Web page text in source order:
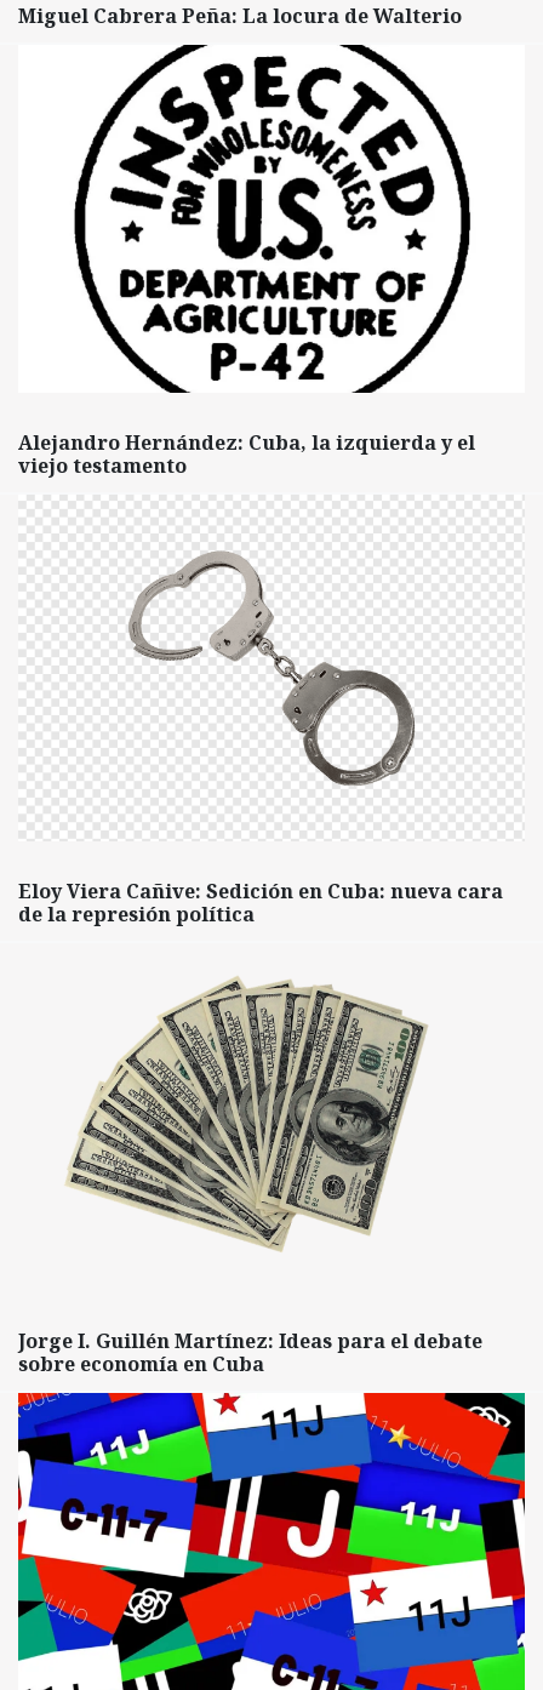
Miguel Cabrera Peña: La locura de Walterio
Alejandro Hernández: Cuba, la izquierda y el
viejo testamento
Eloy Viera Cañive: Sedición en Cuba: nueva cara
de la represión política
Jorge I. Guillén Martínez: Ideas para el debate
sobre economía en Cuba